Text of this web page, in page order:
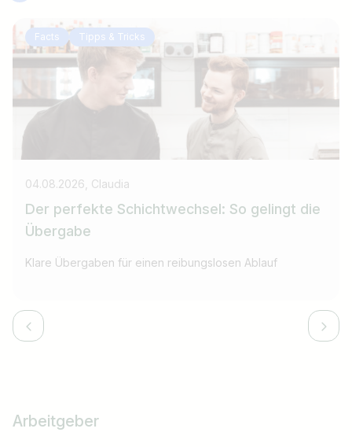
Facts Tipps & Tricks
04.08.2026, Claudia
Der perfekte Schichtwechsel: So gelingt die
Übergabe
Klare Übergaben für einen reibungslosen Ablauf
Arbeitgeber